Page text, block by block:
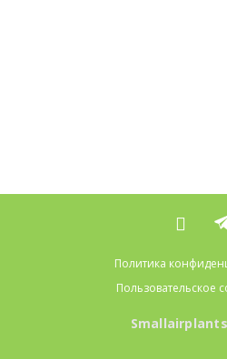
Политика
Пользовательское